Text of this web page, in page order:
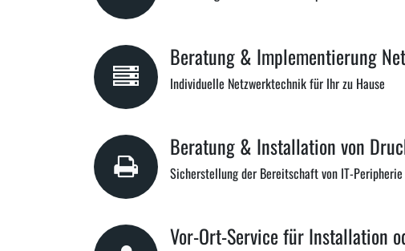
Beratung & Implementierung
Individuelle Netzwerktechnik für Ihr zu Hause
Beratung & Installation von
Sicherstellung der Bereitschaft von IT-Peripherie
Vor-Ort-Service für Installation